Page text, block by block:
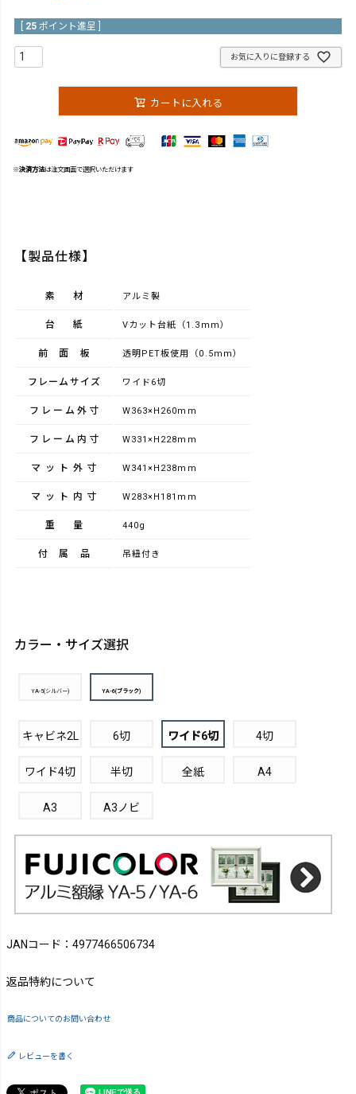
25 ポイント進呈 ]
お気に入りに登録する
カートに入れる
※決済方法は注文画面で選択いただけます
【製品仕様】
素材 アルミ製
台紙 Vカット台紙（1.3mm）
前面板 透明PET板使用（0.5mm）
フレームサイズ ワイド6切
フレーム外寸 W363×H260mm
フレーム内寸 W331×H228mm
マット外寸 W341×H238mm
マット内寸 W283×H181mm
重量 440g
付属品 吊紐付き
カラー・サイズ選択
YA-5(シルバー) YA-6(ブラック)
キャビネ2L 6切 ワイド6切 4切
ワイド4切 半切 全紙 A4
A3 A3ノビ
JANコード：4977466506734
返品特約について
商品についてのお問い合わせ
レビューを書く